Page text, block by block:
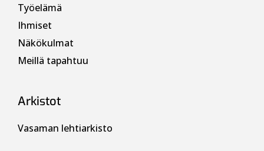
Työelämä
Ihmiset
Näkökulmat
Meillä tapahtuu
Arkistot
Vasaman lehtiarkisto